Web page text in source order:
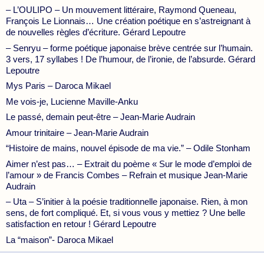
– L’OULIPO – Un mouvement littéraire, Raymond Queneau,
François Le Lionnais… Une création poétique en s’astreignant à
de nouvelles règles d’écriture. Gérard Lepoutre
– Senryu – forme poétique japonaise brève centrée sur l’humain.
3 vers, 17 syllabes ! De l’humour, de l’ironie, de l’absurde. Gérard
Lepoutre
Mys Paris – Daroca Mikael
Me vois-je, Lucienne Maville-Anku
Le passé, demain peut-être – Jean-Marie Audrain
Amour trinitaire – Jean-Marie Audrain
“Histoire de mains, nouvel épisode de ma vie.” – Odile Stonham
Aimer n’est pas… – Extrait du poème « Sur le mode d’emploi de
l’amour » de Francis Combes – Refrain et musique Jean-Marie
Audrain
– Uta – S’initier à la poésie traditionnelle japonaise. Rien, à mon
sens, de fort compliqué. Et, si vous vous y mettiez ? Une belle
satisfaction en retour ! Gérard Lepoutre
La “maison”- Daroca Mikael